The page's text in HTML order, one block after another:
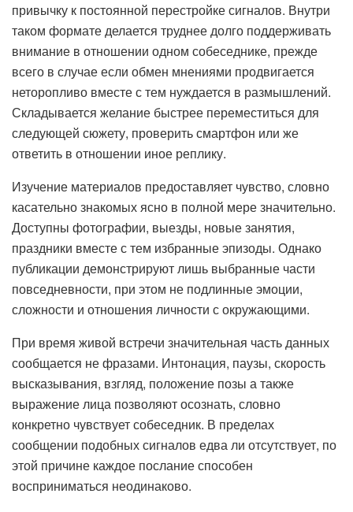
привычку к постоянной перестройке сигналов. Внутри
таком формате делается труднее долго поддерживать
внимание в отношении одном собеседнике, прежде
всего в случае если обмен мнениями продвигается
неторопливо вместе с тем нуждается в размышлений.
Складывается желание быстрее переместиться для
следующей сюжету, проверить смартфон или же
ответить в отношении иное реплику.
Изучение материалов предоставляет чувство, словно
касательно знакомых ясно в полной мере значительно.
Доступны фотографии, выезды, новые занятия,
праздники вместе с тем избранные эпизоды. Однако
публикации демонстрируют лишь выбранные части
повседневности, при этом не подлинные эмоции,
сложности и отношения личности с окружающими.
При время живой встречи значительная часть данных
сообщается не фразами. Интонация, паузы, скорость
высказывания, взгляд, положение позы а также
выражение лица позволяют осознать, словно
конкретно чувствует собеседник. В пределах
сообщении подобных сигналов едва ли отсутствует, по
этой причине каждое послание способен
восприниматься неодинаково.